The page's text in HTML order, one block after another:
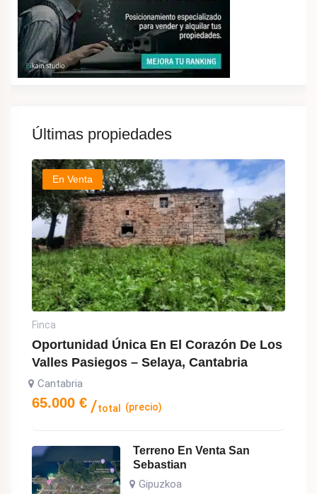
Últimas propiedades
En Venta
Finca
Oportunidad Única En El Corazón De Los
Valles Pasiegos – Selaya, Cantabria
Cantabria
65.000 € total (precio)
Terreno En Venta San
Sebastian
Gipuzkoa